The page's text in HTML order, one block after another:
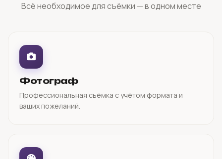
Всё необходимое для съёмки — в одном месте
Фотограф
Профессиональная съёмка с учётом формата и
ваших пожеланий.